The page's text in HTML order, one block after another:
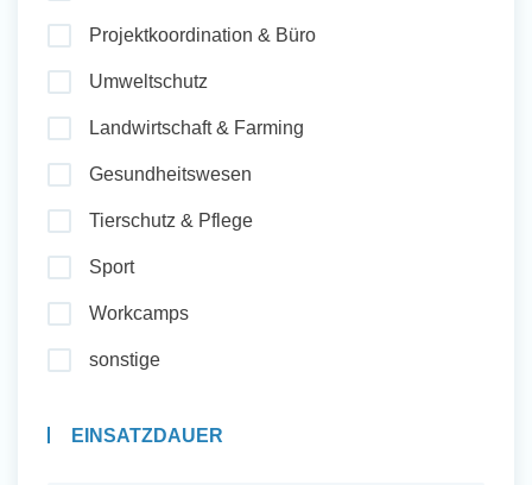
Projektkoordination & Büro
Umweltschutz
Landwirtschaft & Farming
Gesundheitswesen
Tierschutz & Pflege
Sport
Workcamps
sonstige
EINSATZDAUER